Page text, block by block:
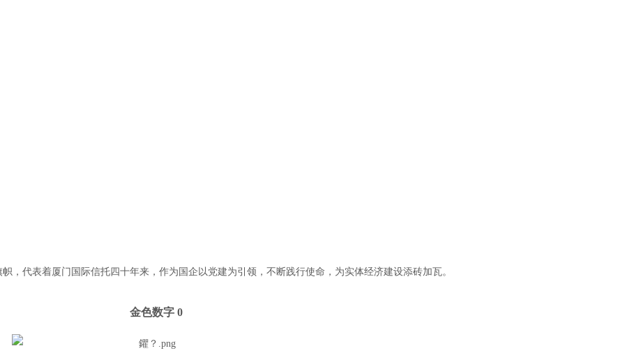
，代表着厦门国际信托四十年来，作为国企以党建为引领，不断践行使命，为实体经济建设添砖加瓦。
金色数字 0